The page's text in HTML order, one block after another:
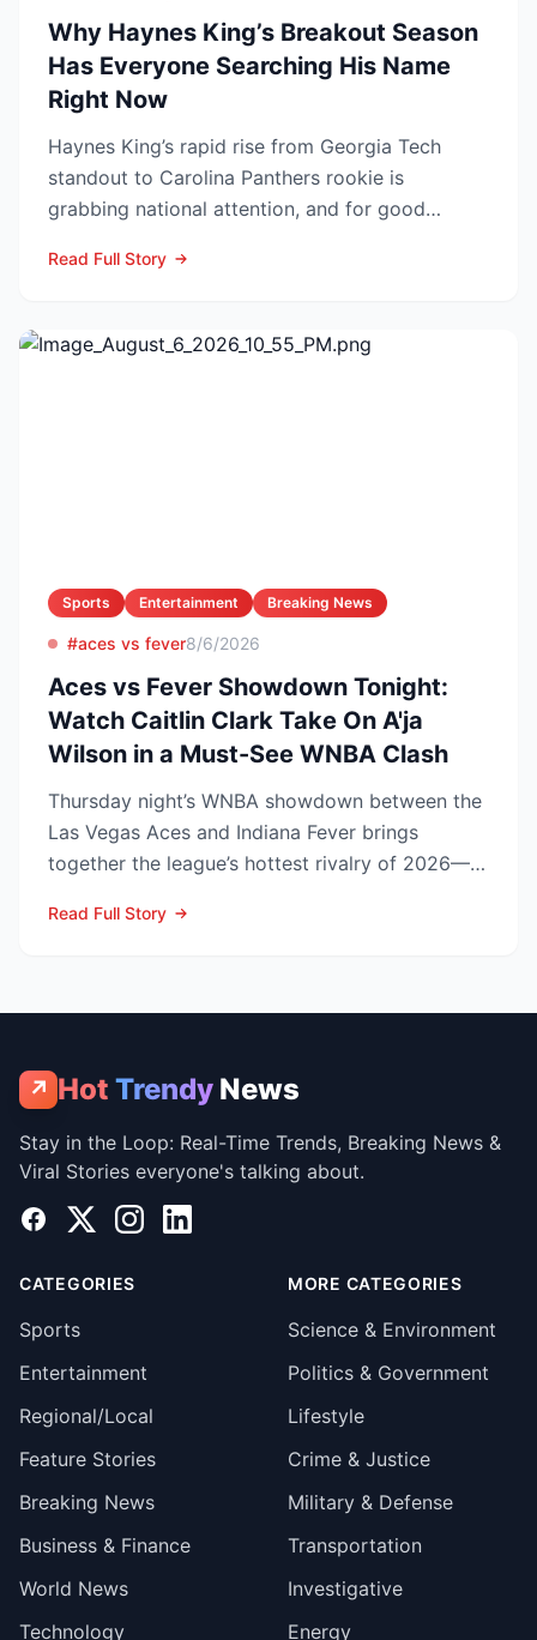
Why Haynes King’s Breakout Season
Has Everyone Searching His Name
Right Now
Haynes King’s rapid rise from Georgia Tech
standout to Carolina Panthers rookie is
grabbing national attention, and for good
Read Full Story
Sports Entertainment Breaking News
#aces vs fever8/6/2026
Aces vs Fever Showdown Tonight:
Watch Caitlin Clark Take On A'ja
Wilson in a Must-See WNBA Clash
Thursday night’s WNBA showdown between the
Las Vegas Aces and Indiana Fever brings
together the league’s hottest rivalry of 2026—
Read Full Story
↗ Hot Trendy News
Stay in the Loop: Real-Time Trends, Breaking News &
Viral Stories everyone's talking about.
Facebook
X InstagramLinkedIn
CATEGORIES
Sports
Entertainment
Regional/Local
Feature Stories
Breaking News
Business & Finance
World News
Technology
MORE CATEGORIES
Science & Environment
Politics & Government
Lifestyle
Crime & Justice
Military & Defense
Transportation
Investigative
Energy